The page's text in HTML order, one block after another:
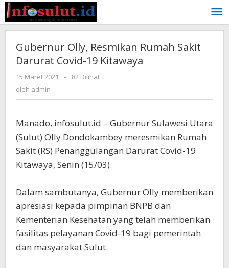
Lewati
ke
konten
Gubernur Olly, Resmikan Rumah Sakit
Darurat Covid-19 Kitawaya
15 Maret 2021
oleh
-
82 Dilihat
oleh admin
Manado, infosulut.id – Gubernur Sulawesi Utara
(Sulut) Olly Dondokambey meresmikan Rumah
Sakit (RS) Penanggulangan Darurat Covid-19
Kitawaya, Senin (15/03).
Dalam sambutanya, Gubernur Olly memberikan
apresiasi kepada pimpinan BNPB dan
Kementerian Kesehatan yang telah memberikan
fasilitas pelayanan Covid-19 bagi pemerintah
dan masyarakat Sulut.